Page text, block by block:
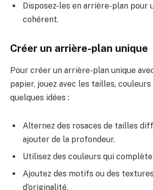
Disposez-les en arrière-plan pour
cohérent.
Créer un arrière-plan unique
Pour créer un arrière-plan unique
papier, jouez avec les tailles,
quelques idées :
Alternez des rosaces de tailles
ajouter de la profondeur.
Utilisez des couleurs qui
Ajoutez des motifs ou des
d’originalité.